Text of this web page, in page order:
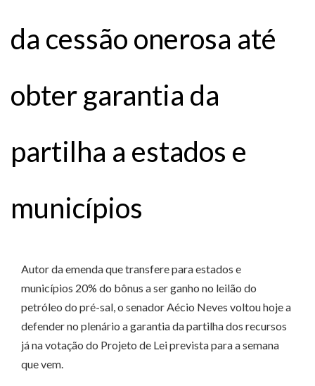
da cessão onerosa até
obter garantia da
partilha a estados e
municípios
Autor da emenda que transfere para estados e
municípios 20% do bônus a ser ganho no leilão do
petróleo do pré-sal, o senador Aécio Neves voltou hoje a
defender no plenário a garantia da partilha dos recursos
já na votação do Projeto de Lei prevista para a semana
que vem.